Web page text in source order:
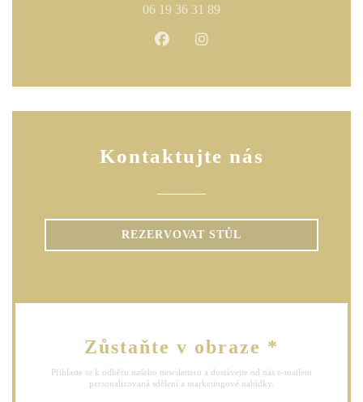
06 19 36 31 89
Facebook ((otevře se v novém
Kontaktujte nás
REZERVOVAT STŮL
Zůstaňte v obraze *
Přihlaste se k odběru našeho newsletteru a dostávejte od nás e-mailem
personalizovaná sdělení a marketingové nabídky.